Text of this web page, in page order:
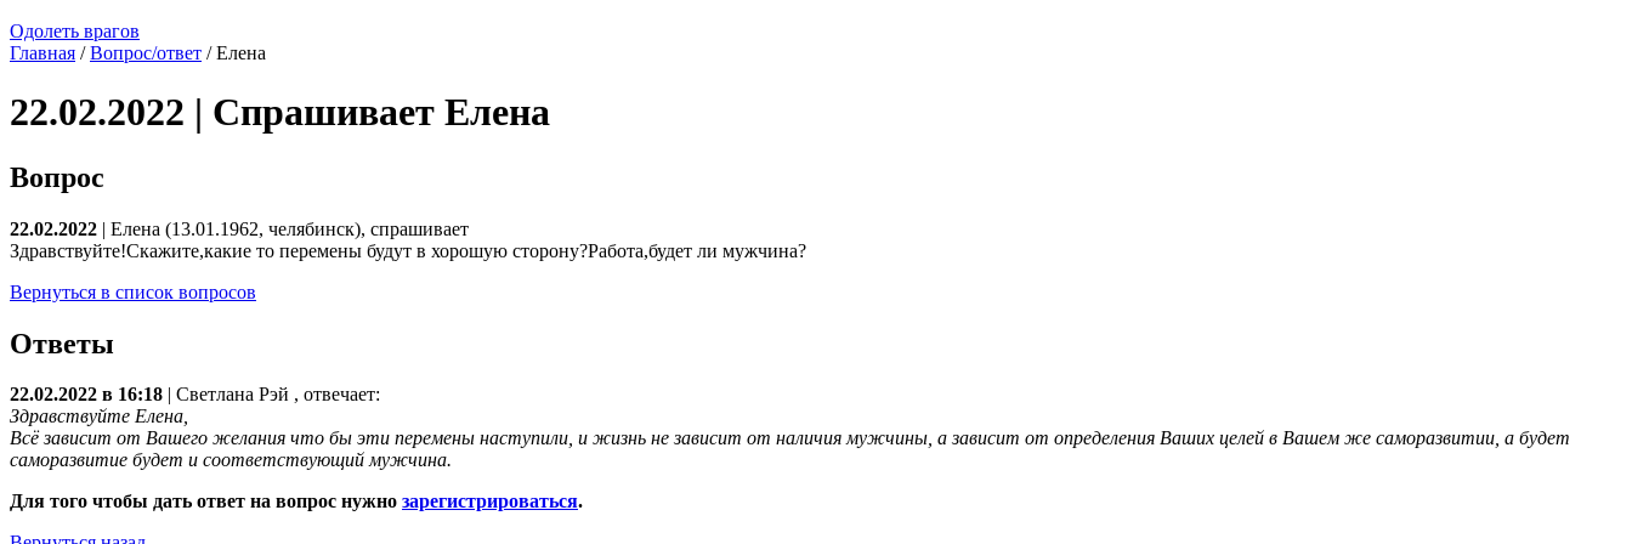
Одолеть врагов
Главная /Вопрос/ответ / Елена
22.02.2022 | Спрашивает Елена
Вопрос
22.02.2022 | Елена (13.01.1962, челябинск), спрашивает
Здравствуйте!Скажите,какие то перемены будут в хорошую сторону?Работа,будет ли мужчина?
Вернуться в список вопросов
Ответы
22.02.2022 в 16:18 Светлана Рэй , отвечает:
Здравствуйте Елена,
Всё зависит от Вашего желания что бы эти перемены наступили, и жизнь не зависит от наличия мужчины, а зависит от определения Ваших целей в Вашем же саморазвитии, а будет
саморазвитие будет и соответствующий мужчина.
Для того чтобы дать ответ на вопрос нужно зарегистрироваться.